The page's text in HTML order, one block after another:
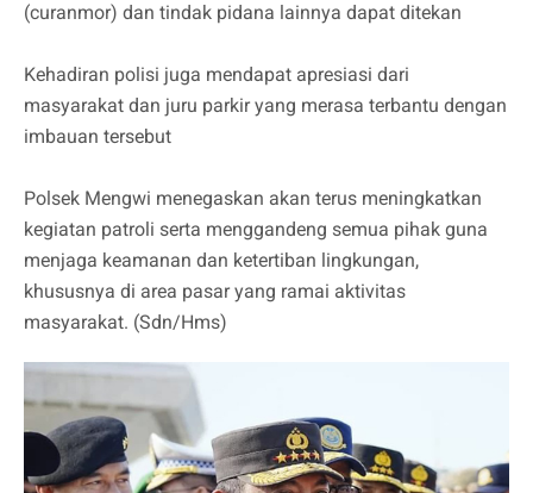
(curanmor) dan tindak pidana lainnya dapat ditekan
Kehadiran polisi juga mendapat apresiasi dari
masyarakat dan juru parkir yang merasa terbantu dengan
imbauan tersebut
Polsek Mengwi menegaskan akan terus meningkatkan
kegiatan patroli serta menggandeng semua pihak guna
menjaga keamanan dan ketertiban lingkungan,
khususnya di area pasar yang ramai aktivitas
masyarakat. (Sdn/Hms)